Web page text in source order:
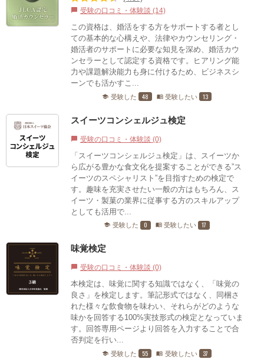
chat_bubble 受験の口コミ・体験談 (14)
この資格は、婚活をする⽅をサポートする者とし
ての基本的な⼼構えや、法律やカウンセリング・
婚活者のサポートに必要な知⾒を深め、婚活カウ
ンセラーとして認定する資格です。ヒアリング能
力や課題解決能力も身に付けるため、ビジネスシ
ーンでも活かすこ...
school 受験した 48 menu_book 受験したい 13
スイーツコンシェルジュ検定
chat_bubble 受験の口コミ・体験談 (0)
「スイーツコンシェルジュ検定」は、スイーツか
ら広がる豊かな食文化を提案することができる”ス
イーツのスペシャリスト”を目指すための検定で
す。趣味を充実させたい一般の方はもちろん、ス
イーツ・製菓の業界に従事する方のスキルアップ
としても活用で...
school 受験した 0 menu_book 受験したい 17
味覚検定
chat_bubble 受験の口コミ・体験談 (0)
本検定は、味覚に関する知識ではなく、「味覚の
良さ」を検定します。筆記形式ではなく、同梱さ
れた様々な飲食物を味わい、それらがどのような
味かを回答する100%実技形式の検定となっていま
す。回答専用ページより回答を入力することで合
否判定を行い...
school 受験した 55 menu_book 受験したい 37